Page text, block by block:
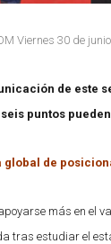
Viernes 30 de
de este
puntos
de
más en el
tras estudiar el